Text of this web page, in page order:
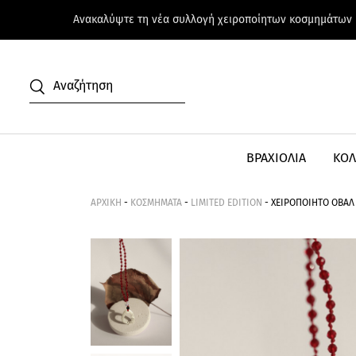
Ανακαλύψτε τη νέα συλλογή χειροποίητων κοσμημάτων
ΒΡΑΧΙΟΛΙΑ
ΑΡΧΙΚΗ - ΚΟΣΜΗΜΑΤΑ - LIMITED EDITION - ΧΕΙΡΟΠΟΙΗΤΟ